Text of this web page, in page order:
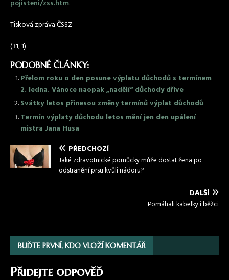
pojisteni/zss.htm.
Tisková zpráva ČSSZ
(31, 1)
PODOBNÉ ČLÁNKY:
Přelom roku o den posune výplatu důchodů s termínem
2. ledna. Vánoce naopak „nadělí“ důchody dříve
Svátky letos přinesou změny termínů výplat důchodů
Termín výplaty důchodu letos mění jen den upálení
mistra Jana Husa
PŘEDCHOZÍ
Jaké zdravotnické pomůcky může dostat žena po
odstranění prsu kvůli nádoru?
DALŠÍ
Pomáhali kabelky i běžci
BUĎTE PRVNÍ, KDO VLOŽÍ KOMENTÁŘ
Přidejte odpověď